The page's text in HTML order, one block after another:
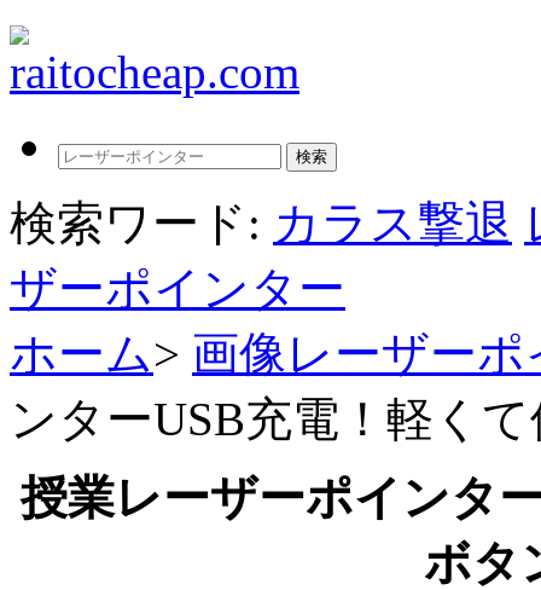
検索ワード: カラス撃退
ザーポインター
ホーム> 画像レーザー
ンターUSB充電！軽く
授業レーザーポインタ
ボタ